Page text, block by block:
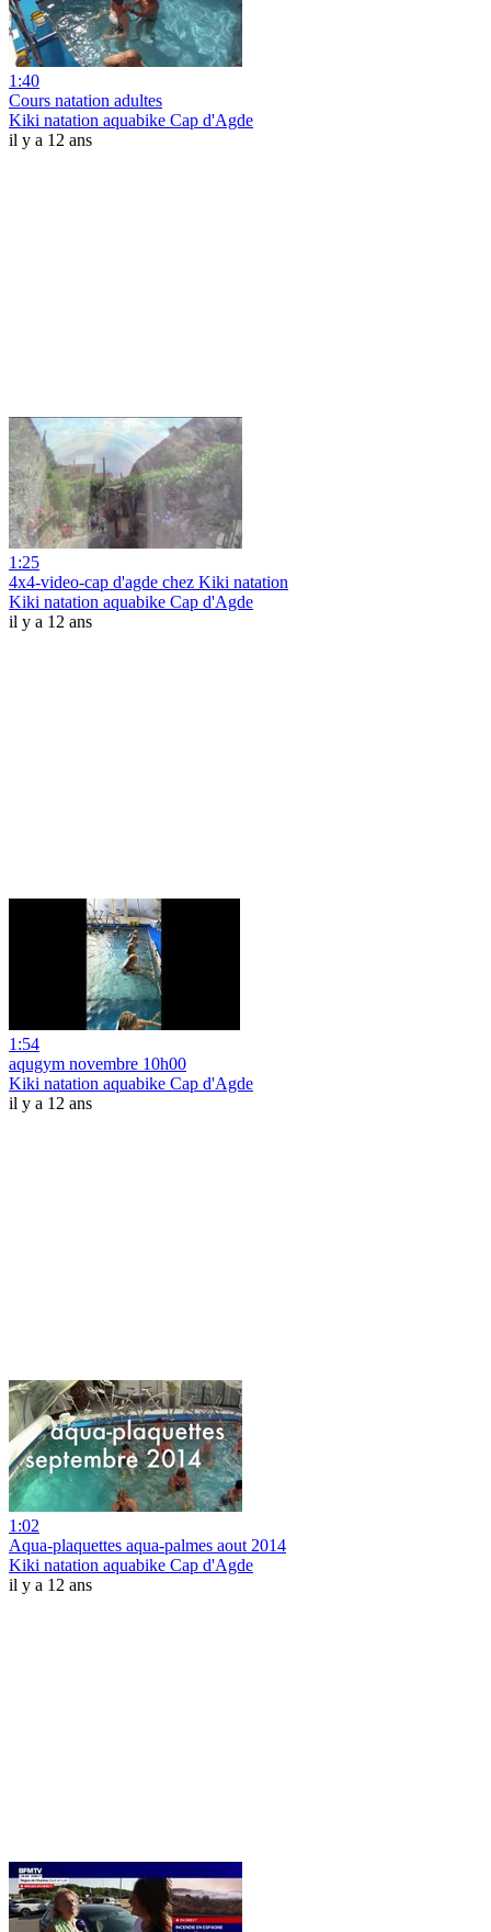
1:40
Cours natation adultes
Kiki natation aquabike Cap d'Agde
il y a 12 ans
1:25
4x4-video-cap d'agde chez Kiki natation
Kiki natation aquabike Cap d'Agde
il y a 12 ans
1:54
aqugym novembre 10h00
Kiki natation aquabike Cap d'Agde
il y a 12 ans
1:02
Aqua-plaquettes aqua-palmes aout 2014
Kiki natation aquabike Cap d'Agde
il y a 12 ans